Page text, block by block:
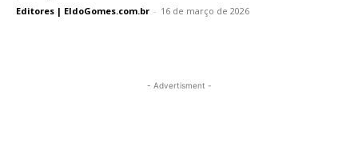
Editores | EldoGomes.com.br - 16 de março de 2026
- Advertisment -